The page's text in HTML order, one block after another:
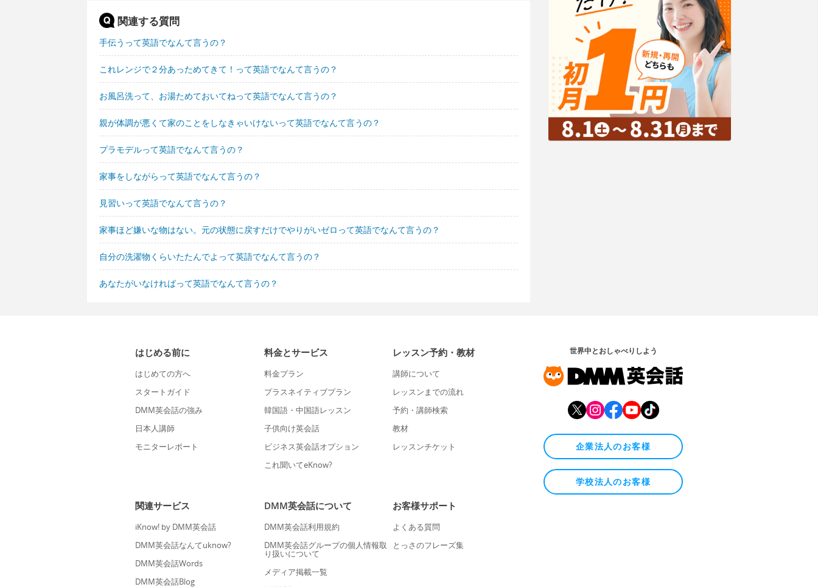
関連する質問
手伝うって英語でなんて言うの？
これレンジで２分あっためてきて！って英語でなんて言うの？
お風呂洗って、お湯ためておいてねって英語でなんて言うの？
親が体調が悪くて家のことをしなきゃいけないって英語でなんて言うの？
プラモデルって英語でなんて言うの？
家事をしながらって英語でなんて言うの？
見習いって英語でなんて言うの？
家事ほど嫌いな物はない。元の状態に戻すだけでやりがいゼロって英語でなんて言うの？
自分の洗濯物くらいたたんでよって英語でなんて言うの？
あなたがいなければって英語でなんて言うの？
はじめる前に
はじめての方へ
スタートガイド
DMM英会話の強み
日本人講師
モニターレポート
料金とサービス
料金プラン
プラスネイティブプラン
韓国語・中国語レッスン
子供向け英会話
ビジネス英会話オプション
これ聞いてeKnow?
レッスン予約・教材
講師について
レッスンまでの流れ
予約・講師検索
教材
レッスンチケット
関連サービス
iKnow! by DMM英会話
DMM英会話なんてuknow?
DMM英会話Words
DMM英会話Blog
DMM英会話について
DMM英会話利用規約
DMM英会話グループの個人情報取
り扱いについて
メディア掲載一覧
お客様サポート
よくある質問
とっさのフレーズ集
世界中とおしゃべりしよう
企業法人のお客様
学校法人のお客様